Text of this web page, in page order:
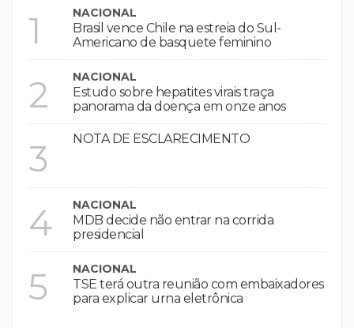
1 NACIONAL
Brasil vence Chile na estreia do Sul-
Americano de basquete feminino
2 NACIONAL
Estudo sobre hepatites virais traça
panorama da doença em onze anos
3 NOTA DE ESCLARECIMENTO
4 NACIONAL
MDB decide não entrar na corrida
presidencial
5 NACIONAL
TSE terá outra reunião com embaixadores
para explicar urna eletrônica